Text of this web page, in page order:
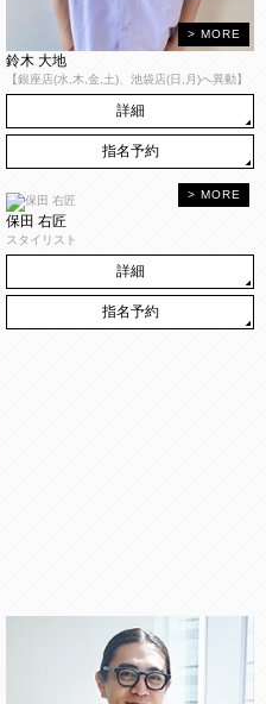
鈴木 大地
【銀座店(水,木,金,土)、池袋店(日,月)へ異動】
詳細
指名予約
保田 右匠
スタイリスト
詳細
指名予約